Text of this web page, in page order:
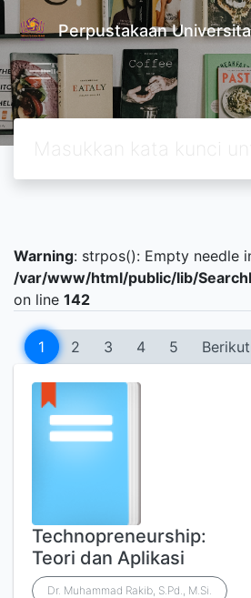
Perpustakaan
Warning: strpos(): Empty needle
/var/www/html/public/lib/
on line 142
1 2 3 4 5
Technopreneurship:
Teori dan Aplikasi
Dr. Muhammad Rakib, S.Pd., M.Si.